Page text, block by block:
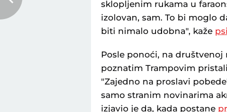
sklopljenim rukama u
izolovan, sam. To bi moglo
biti nimalo udobna", kaže
Posle ponoći, na društvenoj
poznatim Trampovim
"Zajedno na proslavi
samo stranim novinarima
izjavio je da, kada postane